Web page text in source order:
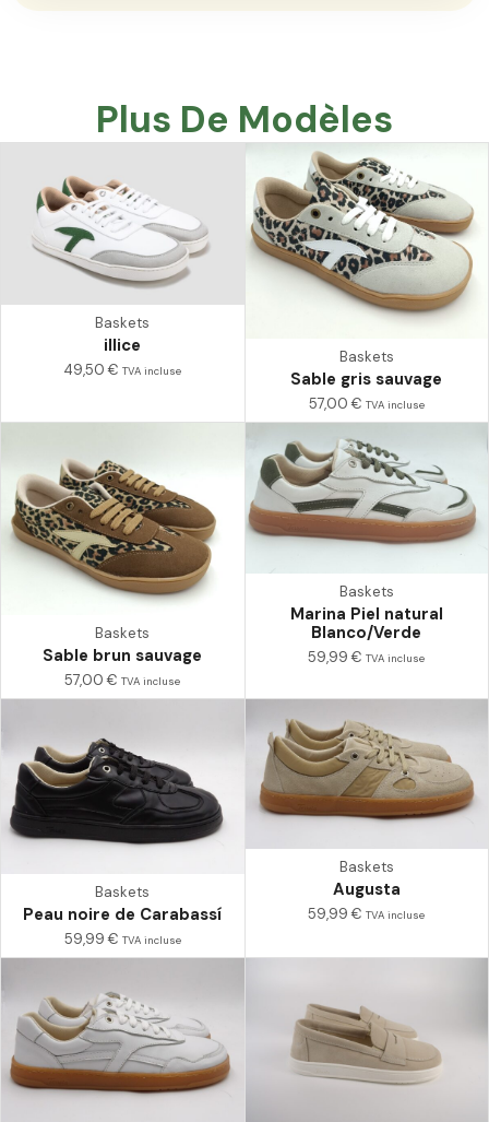
Plus De Modèles
Baskets
illice
49,50€ TVA incluse
Baskets
Sable gris sauvage
57,00€ TVA incluse
Baskets
Sable brun sauvage
57,00€ TVA incluse
Baskets
Marina Piel natural
Blanco/Verde
59,99€ TVA incluse
Baskets
Peau noire de Carabassí
59,99€ TVA incluse
Baskets
Augusta
59,99€ TVA incluse